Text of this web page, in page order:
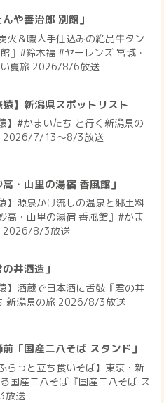
や善治郎 別館」
火＆職人手仕込みの絶品牛タン
』#鈴木福 #ヤーレンズ 宮城・
い夏旅 2026/8/6放送
猿】新潟県スポットリスト
】#かまいたち と行く新潟県の
2026/7/13〜8/3放送
・山里の湯宿 香風館」
】源泉かけ流しの温泉と郷土料
高・山里の湯宿 香風館』#かま
2026/8/3放送
井酒造」
】酒蔵で日本酒に舌鼓『君の井
新潟県の旅 2026/8/3放送
前「国産二八そば スタンド」
らっと立ち食いそば】東京・新
国産二八そば『国産二八そば ス
放送